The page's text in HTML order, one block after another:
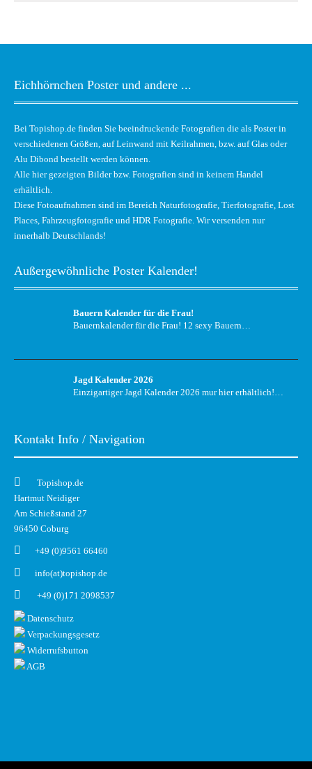
Eichhörnchen Poster und andere ...
Bei Topishop.de finden Sie beeindruckende Fotografien die als Poster in
verschiedenen Größen, auf Leinwand mit Keilrahmen, bzw. auf Glas oder
Alu Dibond bestellt werden können.
Alle hier gezeigten Bilder bzw. Fotografien sind in keinem Handel
erhältlich.
Diese Fotoaufnahmen sind im Bereich Naturfotografie, Tierfotografie, Lost
Places, Fahrzeugfotografie und HDR Fotografie. Wir versenden nur
innerhalb Deutschlands!
Außergewöhnliche Poster Kalender!
Bauern Kalender für die Frau!
Bauernkalender für die Frau! 12 sexy Bauern…
Jagd Kalender 2026
Einzigartiger Jagd Kalender 2026 mur hier erhältlich!…
Kontakt Info / Navigation
Topishop.de
Hartmut Neidiger
Am Schießstand 27
96450 Coburg
+49 (0)9561 66460
info(at)topishop.de
+49 (0)171 2098537
Datenschutz
Verpackungsgesetz
Widerrufsbutton
AGB